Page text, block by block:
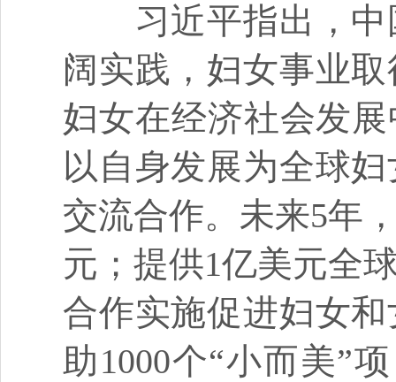
习近平指出，中
阔实践，妇女事业
妇女在经济社会发
以自身发展为全球
交流合作。未来5年
元；提供1亿美元全
合作实施促进妇女
助1000个“小而美”